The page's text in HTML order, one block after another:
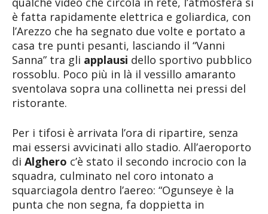
è fatta rapidamente elettrica e goliardica, con
l’Arezzo che ha segnato due volte e portato a
casa tre punti pesanti, lasciando il “Vanni
Sanna” tra gli applausi dello sportivo pubblico
rossoblu. Poco più in là il vessillo amaranto
sventolava sopra una collinetta nei pressi del
ristorante.
Per i tifosi è arrivata l’ora di ripartire, senza
mai essersi avvicinati allo stadio. All’aeroporto
di Alghero c’è stato il secondo incrocio con la
squadra, culminato nel coro intonato a
squarciagola dentro l’aereo: “Ogunseye è la
punta che non segna, fa doppietta in